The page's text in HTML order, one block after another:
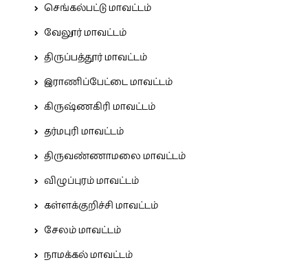
செங்கல்பட்டு மாவட்டம்
வேலூர் மாவட்டம்
திருப்பத்தூர் மாவட்டம்
இராணிப்பேட்டை மாவட்டம்
கிருஷ்ணகிரி மாவட்டம்
தர்மபுரி மாவட்டம்
திருவண்ணாமலை மாவட்டம்
விழுப்புரம் மாவட்டம்
கள்ளக்குறிச்சி மாவட்டம்
சேலம் மாவட்டம்
நாமக்கல் மாவட்டம்